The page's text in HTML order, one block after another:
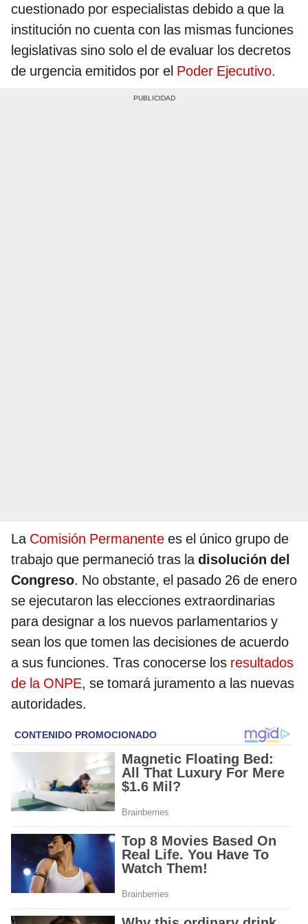
cuestionado por especialistas debido a que la
institución no cuenta con las mismas funciones
legislativas sino solo el de evaluar los decretos
de urgencia emitidos por el Poder Ejecutivo.
La Comisión Permanente es el único grupo de
trabajo que permaneció tras ladisolución del
Congreso. No obstante, el pasado 26 de enero
se ejecutaron las elecciones extraordinarias
para designar a los nuevos parlamentarios y
sean los que tomen las decisiones de acuerdo
a sus funciones. Tras conocerse los resultados
de la ONPE, se tomará juramento a las nuevas
autoridades.